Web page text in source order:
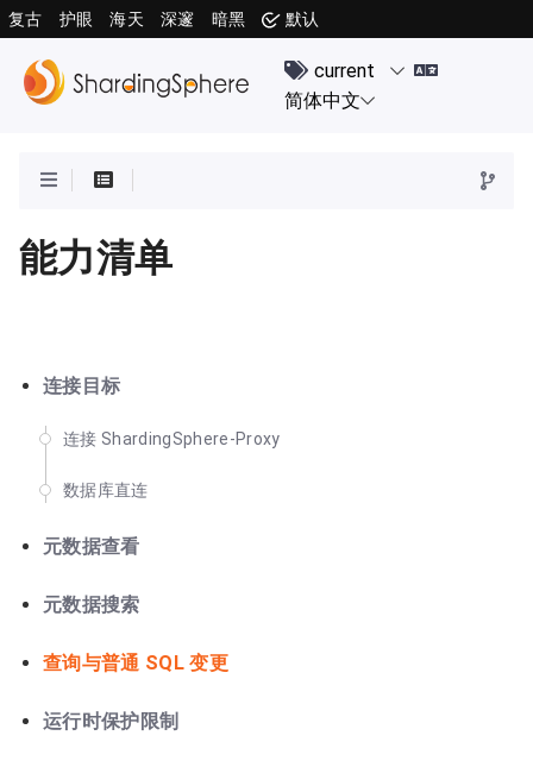
复古 护眼 海天 深邃 暗黑 默认
能力清单
连接目标
连接 ShardingSphere-Proxy
数据库直连
元数据查看
元数据搜索
查询与普通 SQL 变更
运行时保护限制